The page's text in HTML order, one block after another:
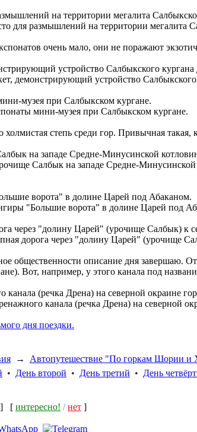
для размышлений на территории мегалита
очень мало, они не поражают
демонстрирующий устройство Салбыкского
мини-музея при Салбыкском кургане.
степь среди гор. Привычная такая,
Салбык на западе Средне-
"Большие ворота" в долине Царей под
дорога через "долину Царей" (урочище
общественности описание дня завершаю.
Вот, например, у этого канала под
канала (речка Дрена) на северной
дня поездки.
→ Автопутешествие "По горкам Шории и
• День второй • День третий • День
] [ интересно! /нет ]